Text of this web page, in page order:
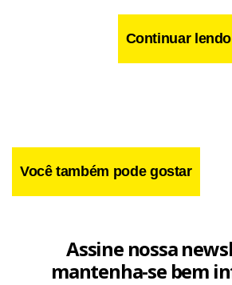
Facebook
WhatsApp
LinkedIn
Twitter
X
Continuar lendo
Você também pode gostar
Assine nossa
mantenha-se bem